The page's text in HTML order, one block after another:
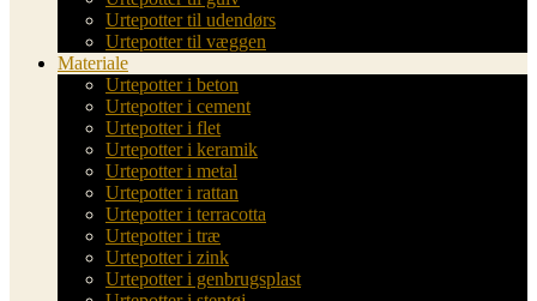
Urtepotter til udendørs
Urtepotter til væggen
Materiale
Urtepotter i beton
Urtepotter i cement
Urtepotter i flet
Urtepotter i keramik
Urtepotter i metal
Urtepotter i rattan
Urtepotter i terracotta
Urtepotter i træ
Urtepotter i zink
Urtepotter i genbrugsplast